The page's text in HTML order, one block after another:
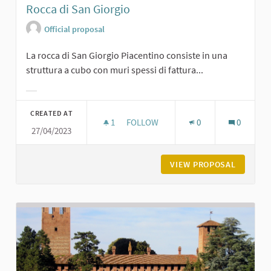
Rocca di San Giorgio
Official proposal
La rocca di San Giorgio Piacentino consiste in una
struttura a cubo con muri spessi di fattura...
CREATED AT
27/04/2023
1 1 FOLLOWER
FOLLOW 0 0
VIEW PROPOSAL